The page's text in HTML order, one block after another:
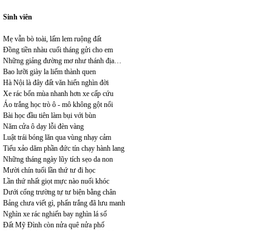
Sinh viên
Mẹ vẫn bò toài, lấm lem ruộng đất
Đồng tiền nhàu cuối tháng gửi cho em
Những giảng đường mơ như thánh địa…
Bao lưỡi giày la liếm thành quen
Hà Nội là đây đất văn hiến nghìn đời
Xe rác bốn mùa nhanh hơn xe cấp cứu
Áo trắng học trò ô - mô không gột nổi
Bài học đầu tiên làm bụi với bùn
Năm cửa ô dạy lỗi đèn vàng
Luật trái bóng lăn qua vùng nhạy cảm
Tiểu xảo dăm phần đức tín chạy hành lang
Những tháng ngày lũy tích sẹo da non
Mười chín tuổi lần thứ tư đi học
Lần thứ nhất giọt mực nào nuối khóc
Dưới cổng trường tự tư biện bằng chân
Bảng chưa viết gì, phấn trắng đã lưu manh
Nghìn xe rác nghiến bay nghìn lá số
Đất Mỹ Đình còn nửa quê nửa phố